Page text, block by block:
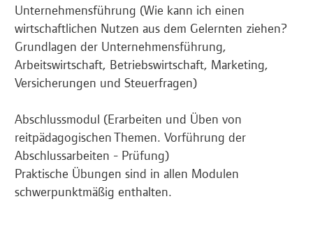
Unternehmensführung (Wie kann ich einen
wirtschaftlichen Nutzen aus dem Gelernten ziehen?
Grundlagen der Unternehmensführung,
Arbeitswirtschaft, Betriebswirtschaft, Marketing,
Versicherungen und Steuerfragen)
Abschlussmodul (Erarbeiten und Üben von
reitpädagogischen Themen. Vorführung der
Abschlussarbeiten - Prüfung)
Praktische Übungen sind in allen Modulen
schwerpunktmäßig enthalten.